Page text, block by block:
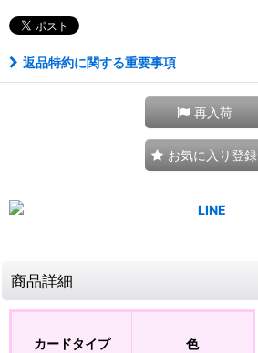
返品特約に関する重要事項
再入荷
お気に入り登録
商品詳細
カードタイプ 色